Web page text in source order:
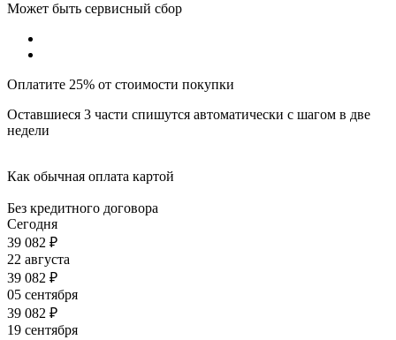
Может быть сервисный сбор
Оплатите 25% от стоимости покупки
Оставшиеся 3 части спишутся автоматически с шагом в две
недели
Как обычная оплата картой
Без кредитного договора
Сегодня
39 082 ₽
22 августа
39 082 ₽
05 сентября
39 082 ₽
19 сентября